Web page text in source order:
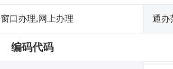
窗口办理,网上办理 通办
编码代码